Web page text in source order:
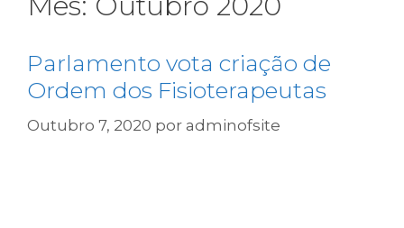
Parlamento vota criação de
Ordem dos Fisioterapeutas
Outubro 7, 2020 por adminofsite